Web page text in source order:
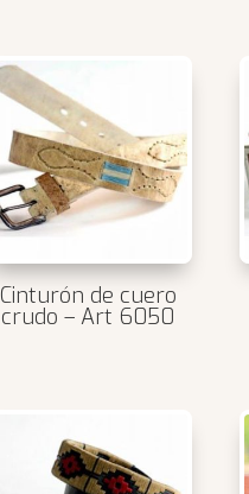
Cinturón de cuero
crudo – Art 6050